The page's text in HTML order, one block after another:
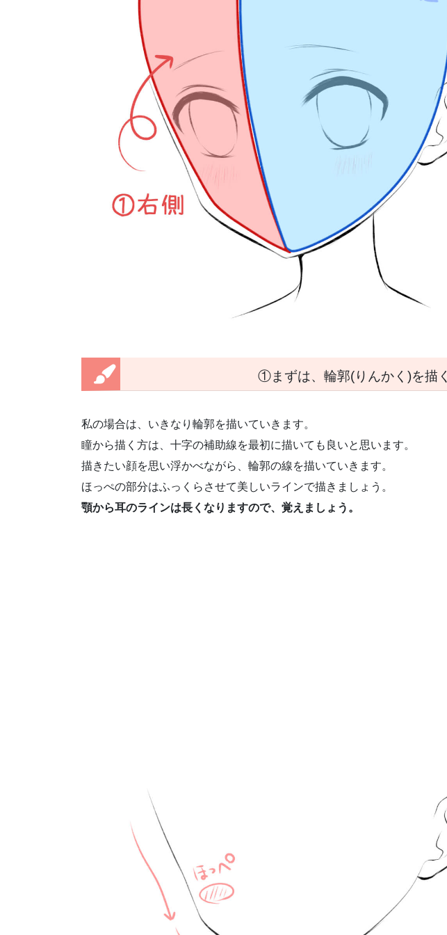
①まずは、輪郭(りんかく)を描く
私の場合は、いきなり輪郭を描いていきます。
瞳から描く方は、十字の補助線を最初に描いても良いと思います。
描きたい顔を思い浮かべながら、輪郭の線を描いていきます。
ほっぺの部分はふっくらさせて美しいラインで描きましょう。
顎から耳のラインは長くなりますので、覚えましょう。